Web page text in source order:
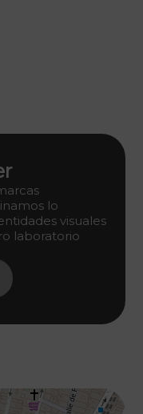
lo
visuales
laboratorio